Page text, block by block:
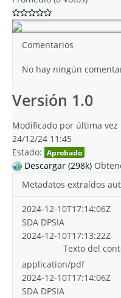
Comentarios
No hay ningún
Versión 1.0
Modificado por última
24/12/24 11:45
Estado: Aprobado
Descargar (298k)
Metadatos extraídos
2024-12-10T17:14:06Z
SDA DPSIA
2024-12-10T17:13:22Z
Texto del
application/pdf
2024-12-10T17:14:06Z
SDA DPSIA